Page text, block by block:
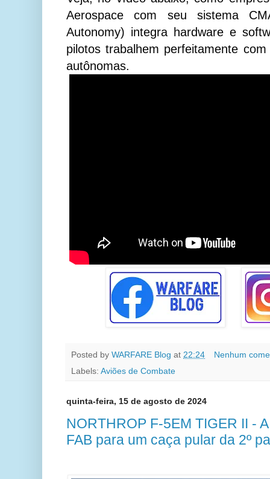
Aerospace com seu sistema
Autonomy) integra hardware e
pilotos trabalhem perfeitamente
autônomas.
Posted by WARFARE Blog at 22:24
Nenhum
Labels: Aviões de Combate
quinta-feira, 15 de agosto de 2024
NORTHROP F-5EM TIGER II -
FAB para um caça pular da 2º